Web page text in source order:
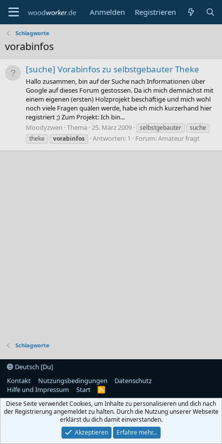
Anmelden Registrieren
Schlagworte
vorabinfos
[suche] Vorabinfos zu selbstgebauter Theke
Hallo zusammen, bin auf der Suche nach Informationen über
Google auf dieses Forum gestossen. Da ich mich demnächst mit
einem eigenen (ersten) Holzprojekt beschäftige und mich wohl
noch viele Fragen quälen werde, habe ich mich kurzerhand hier
registriert ;) Zum Projekt: Ich bin...
Moodyzwen Thema 25. März 2009 selbstgebauter
suche
theke
vorabinfos Antworten: 1 Forum:Amateur fragt
Schlagworte
Deutsch [Du]
Kontakt
Nutzungsbedingungen
Datenschutz
Hilfe und Impressum
Start
R
S
Diese Seite verwendet Cookies, um Inhalte zu personalisieren und dich nach
der Registrierung angemeldet zu halten. Durch die Nutzung unserer Webseite
erklärst du dich damit einverstanden.
Akzeptieren
Erfahre mehr…